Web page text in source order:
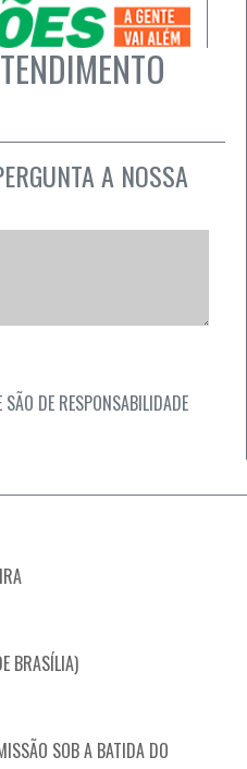
A NOSSA
DE RESPONSABILIDADE
BRASÍLIA)
SOB A BATIDA DO